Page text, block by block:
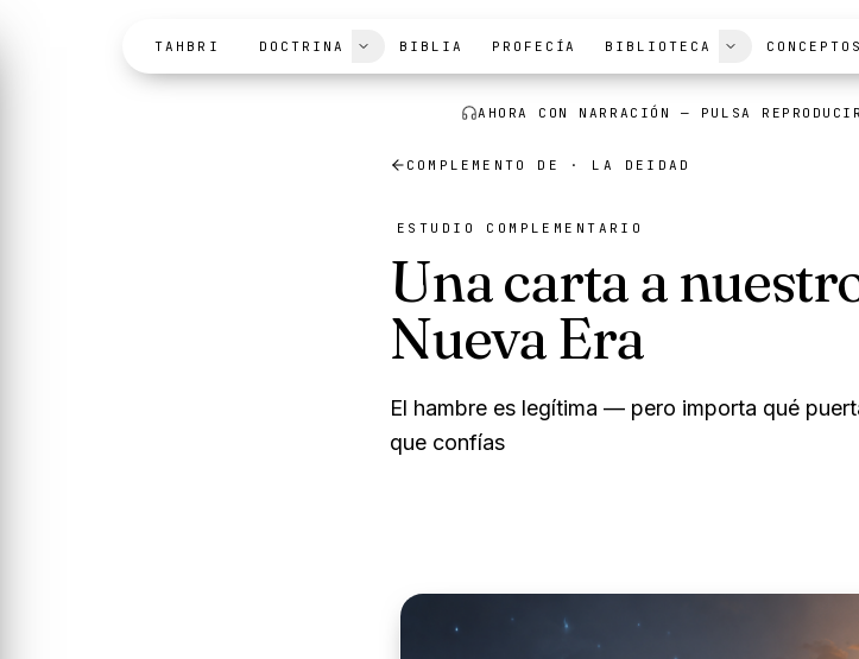
TAHBRI
DOCTRINA BIBLIA PROFECÍA BIBLIOTECA
COMPLEMENTO DE · LA DEIDAD
ESTUDIO COMPLEMENTARIO
Una carta a
Nueva Era
El hambre es legítima — pero importa qué
que confías